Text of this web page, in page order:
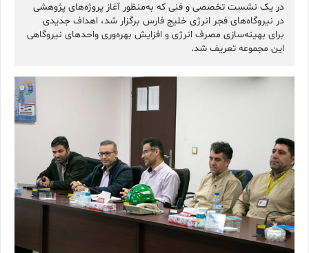
در یک نشست تخصصی و فنی که به‌منظور آغاز پروژه‌های پژوهشی
در نیروگاه‌های فجر انرژی خلیج فارس برگزار شد، اهداف جدیدی
برای بهینه‌سازی مصرف انرژی و افزایش بهره‌وری واحدهای نیروگاهی
این مجموعه تعریف شد.